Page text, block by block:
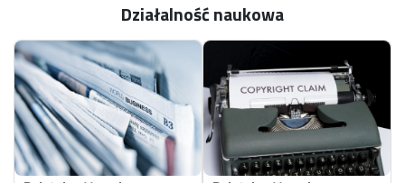
UDZIAŁ W REALIZACJI PROJEKTÓW BADAWCZYCH
POIR.04.01.02-00-0057/17-00, Nowoczesna
technologia bioremediacji gruntów
zanieczyszczonych olejem kreozotowym na
terenie Nasycalni Podkładów Spółka Akcyjna w
Koźminie Wielkopolskim (BIOREM), 2018 –
2021; wykonawca.
CANALETTO, PPN/BIL/2018/2/00038/U/00001,
Działalność naukowa